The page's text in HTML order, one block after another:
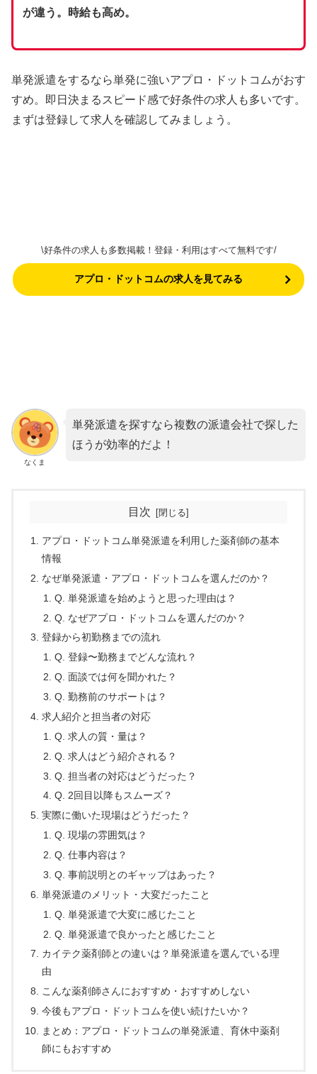
が違う。時給も高め。
単発派遣をするなら単発に強いアプロ・ドットコムがおす
すめ。即日決まるスピード感で好条件の求人も多いです。
まずは登録して求人を確認してみましょう。
\好条件の求人も多数掲載！登録・利用はすべて無料です/
アプロ・ドットコムの求人を見てみる
なくま
単発派遣を探すなら複数の派遣会社で探した
ほうが効率的だよ！
目次
アプロ・ドットコム単発派遣を利用した薬剤師の基本
情報
なぜ単発派遣・アプロ・ドットコムを選んだのか？
Q. 単発派遣を始めようと思った理由は？
Q. なぜアプロ・ドットコムを選んだのか？
登録から初勤務までの流れ
Q. 登録〜勤務までどんな流れ？
Q. 面談では何を聞かれた？
Q. 勤務前のサポートは？
求人紹介と担当者の対応
Q. 求人の質・量は？
Q. 求人はどう紹介される？
Q. 担当者の対応はどうだった？
Q. 2回目以降もスムーズ？
実際に働いた現場はどうだった？
Q. 現場の雰囲気は？
Q. 仕事内容は？
Q. 事前説明とのギャップはあった？
単発派遣のメリット・大変だったこと
Q. 単発派遣で大変に感じたこと
Q. 単発派遣で良かったと感じたこと
カイテク薬剤師との違いは？単発派遣を選んでいる理
由
こんな薬剤師さんにおすすめ・おすすめしない
今後もアプロ・ドットコムを使い続けたいか？
まとめ：アプロ・ドットコムの単発派遣、育休中薬剤
師にもおすすめ